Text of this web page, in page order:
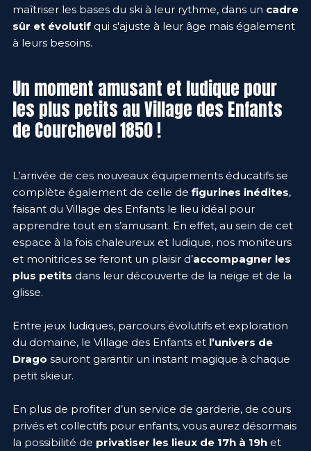
maîtriser les bases du ski à leur rythme, dans un cadre
sûr et évolutif qui s'ajuste à leur âge mais également
à leurs besoins.
Un moment amusant et ludique pour
les plus petits au Village des Enfants
de Courchevel 1850 !
L’arrivée de ces nouveaux équipements éducatifs se
complète également de celle de figurines inédites,
faisant du Village des Enfants le lieu idéal pour
apprendre tout en s’amusant. En effet, au sein de cet
espace à la fois chaleureux et ludique, nos moniteurs
et monitrices se feront un plaisir d’accompagner les
plus petits dans leur découverte de la neige et de la
glisse.
Entre jeux ludiques, parcours évolutifs et exploration
du domaine, le Village des Enfants et l’univers de
Drago sauront garantir un instant magique à chaque
petit skieur.
En plus de profiter d’un service de garderie, de cours
privés et collectifs pour enfants, vous aurez désormais
la possibilité de privatiser les lieux de 17h à 19h et